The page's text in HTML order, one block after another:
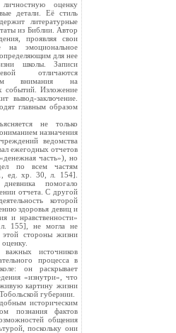
оценку
детали. Её стиль
литературные
из Библии. Автор
проявляя свои
на эмоциональное
для нее
школы. Записи
отличаются
внимания на
событий. Изложение
вывод-заключение.
главным образом
не только
назначения
ведомства
ежегодных отчетов
часть»), но
по всем частям
ед. хр. 30, л. 154].
помогало
отчета. С другой
которой
здоровья девиц и
и нравственности»
155], не могла не
этой стороны жизни
источников
процесса в
он раскрывает
«изнутри», что
картину жизни
губернии.
историческим
познания фактов
общения
поскольку они